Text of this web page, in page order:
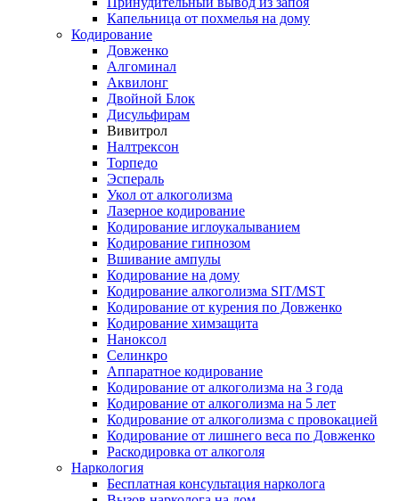
Капельница от похмелья на дому
Кодирование
Довженко
Алгоминал
Аквилонг
Двойной Блок
Дисульфирам
Вивитрол
Налтрексон
Торпедо
Эспераль
Укол от алкоголизма
Лазерное кодирование
Кодирование иглоукалыванием
Кодирование гипнозом
Вшивание ампулы
Кодирование на дому
Кодирование алкоголизма SIT/MST
Кодирование от курения по Довженко
Кодирование химзащита
Наноксол
Селинкро
Аппаратное кодирование
Кодирование от алкоголизма на 3 года
Кодирование от алкоголизма на 5 лет
Кодирование от алкоголизма с провокацией
Кодирование от лишнего веса по Довженко
Раскодировка от алкоголя
Наркология
Бесплатная консультация нарколога